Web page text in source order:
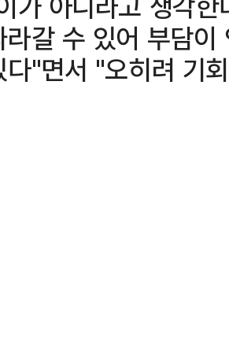
라갈 수 있어 부담
"면서 "오히려 기